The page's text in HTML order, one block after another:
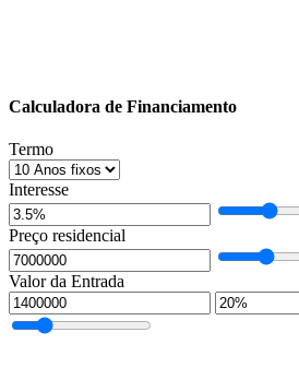
Calculadora de Financiamento
Termo
Interesse
Preço residencial
Valor da Entrada